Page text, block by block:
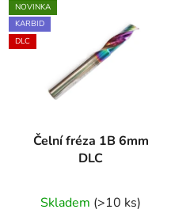
NOVINKA
KARBID
DLC
Čelní fréza 1B 6mm
DLC
Skladem (>10 ks)